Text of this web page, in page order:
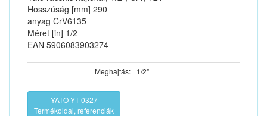
Hosszúság [mm] 290
anyag CrV6135
Méret [in] 1/2
EAN 5906083903274
Meghajtás: 1/2"
YATO YT-0327
Termékoldal, referenciák